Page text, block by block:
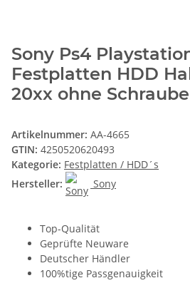
Sony Ps4
Festplatten HDD
20xx ohne
Artikelnummer: AA-4665
GTIN: 4250520620493
Kategorie: Festplatten / HDD´s
Hersteller:
Sony
Top-Qualität
Geprüfte Neuware
Deutscher Händler
100%tige Passgenauigkeit